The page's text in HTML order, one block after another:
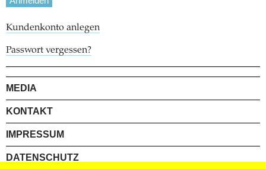
Kundenkonto anlegen
Passwort vergessen?
MEDIA
KONTAKT
IMPRESSUM
DATENSCHUTZ